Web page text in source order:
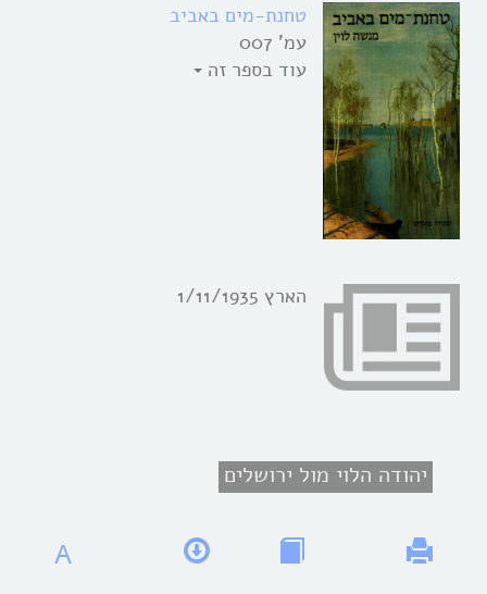
טחנת-מים באביב
עמ' 007
עוד בספר זה
הארץ 1/11/1935
יהודה הלוי מול ירושלים
A